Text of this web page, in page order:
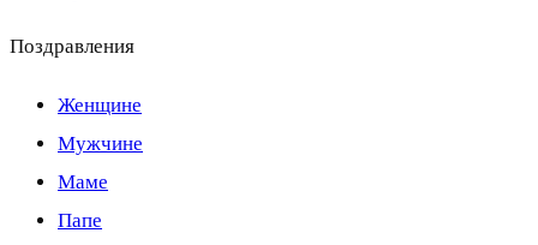
Поздравления
Женщине
Мужчине
Маме
Папе